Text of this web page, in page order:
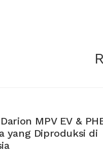
MPV EV &
yang Diproduksi di